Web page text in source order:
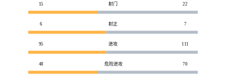
15 射门 22
6 射正 7
95 进攻 111
48 危险进攻 70